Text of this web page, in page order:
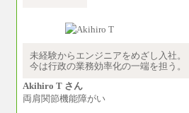
す
（2）一般事務
月給210,000円～
※地域や業務内容によ
（3）庶務/軽作業
月給220,000円～
未経験からエンジニアをめざし入社。
今は行政の業務効率化の一端を担う。
Akihiro T さん
両肩関節機能障がい